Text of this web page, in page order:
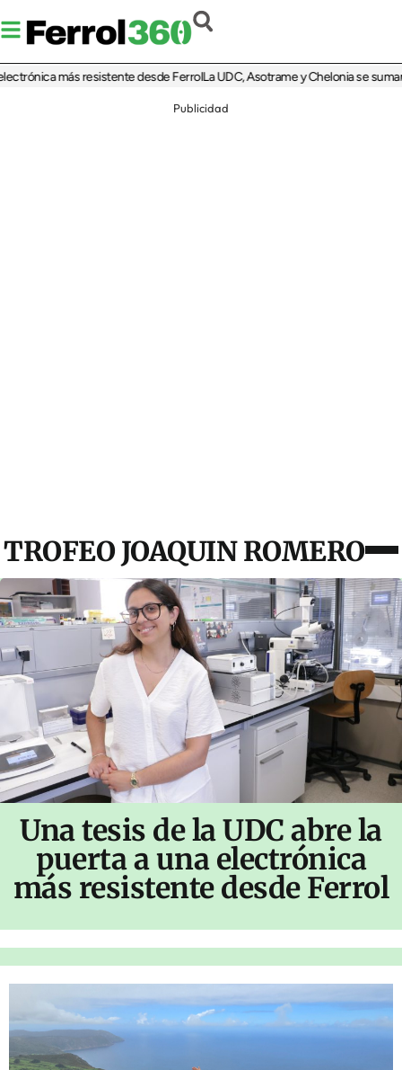
más resistente desde FerrolLa UDC, Asotrame y Chelonia se suman al
Publicidad
TROFEO JOAQUIN ROMERO
Una tesis de la UDC abre la
puerta a una electrónica
más resistente desde Ferrol